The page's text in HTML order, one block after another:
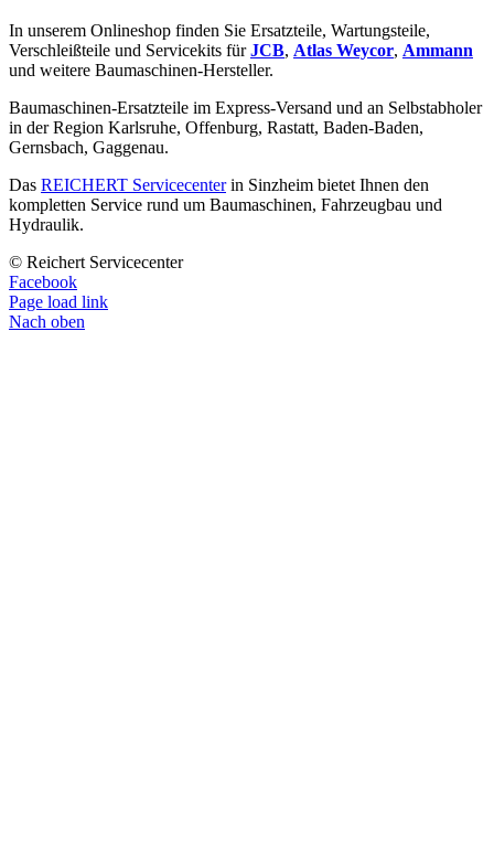
In unserem Onlineshop finden Sie Ersatzteile, Wartungsteile,
Verschleißteile und Servicekits fürJCB, Atlas Weycor, Ammann
und weitere Baumaschinen-Hersteller.
Baumaschinen-Ersatzteile im Express-Versand und an Selbstabholer
in der Region Karlsruhe, Offenburg, Rastatt, Baden-Baden,
Gernsbach, Gaggenau.
Das REICHERT Servicecenterin Sinzheim bietet Ihnen den
kompletten Service rund um Baumaschinen, Fahrzeugbau und
Hydraulik.
© Reichert Servicecenter
Facebook
Page load link
Nach oben